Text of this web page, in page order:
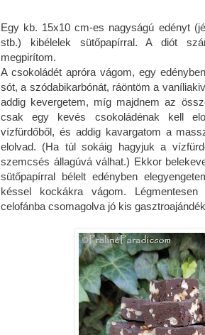
Egy kb. 15x10 cm-es nagyságú edényt
stb.) kibélelek sütőpapírral. A diót
megpirítom.
A csokoládét apróra vágom, egy
sót, a szódabikarbónát, ráöntöm a
addig kevergetem, míg majdnem az
csak egy kevés csokoládénak kell
vízfürdőből, és addig kavargatom a
elolvad. (Ha túl sokáig hagyjuk a
szemcsés állagúvá válhat.) Ekkor
sütőpapírral bélelt edényben
késsel kockákra vágom.
celofánba csomagolva jó kis